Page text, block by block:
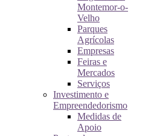
Montemor-o-
Velho
Parques
Agrícolas
Empresas
Feiras e
Mercados
Serviços
Investimento e
Empreendedorismo
Medidas de
Apoio